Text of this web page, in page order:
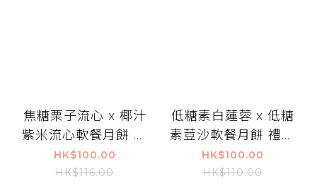
焦糖栗子流心 x 椰汁
紫米流心軟餐月餅 禮
盒兩件裝
HK$100.00
HK$116.00
低糖素白蓮蓉 x 低糖
素荳沙軟餐月餅 禮盒
兩件裝
HK$100.00
HK$110.00